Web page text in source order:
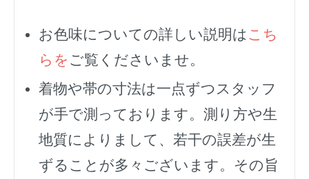
お色味についての詳しい説明は こち
らを ご覧くださいませ。
着物や帯の寸法は一点ずつスタッフ
が手で測っております。測り方や生
地質によりまして、若干の誤差が生
ずることが多々ございます。その旨